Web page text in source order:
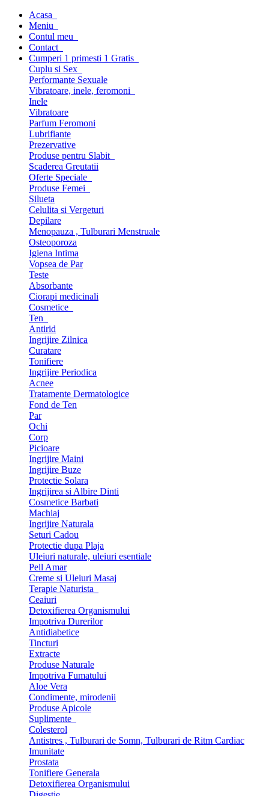
Acasa
Meniu
Contul meu
Contact
Cumperi 1 primesti 1 Gratis
Cuplu si Sex
Performante Sexuale
Vibratoare, inele, feromoni
Inele
Vibratoare
Parfum Feromoni
Lubrifiante
Prezervative
Produse pentru Slabit
Scaderea Greutatii
Oferte Speciale
Produse Femei
Silueta
Celulita si Vergeturi
Depilare
Menopauza , Tulburari Menstruale
Osteoporoza
Igiena Intima
Vopsea de Par
Teste
Absorbante
Ciorapi medicinali
Cosmetice
Ten
Antirid
Ingrijire Zilnica
Curatare
Tonifiere
Ingrijire Periodica
Acnee
Tratamente Dermatologice
Fond de Ten
Par
Ochi
Corp
Picioare
Ingrijire Maini
Ingrijire Buze
Protectie Solara
Ingrijirea si Albire Dinti
Cosmetice Barbati
Machiaj
Ingrijire Naturala
Seturi Cadou
Protectie dupa Plaja
Uleiuri naturale, uleiuri esentiale
Pell Amar
Creme si Uleiuri Masaj
Terapie Naturista
Ceaiuri
Detoxifierea Organismului
Impotriva Durerilor
Antidiabetice
Tincturi
Extracte
Produse Naturale
Impotriva Fumatului
Aloe Vera
Condimente, mirodenii
Produse Apicole
Suplimente
Colesterol
Antistres , Tulburari de Somn, Tulburari de Ritm Cardiac
Imunitate
Prostata
Tonifiere Generala
Detoxifierea Organismului